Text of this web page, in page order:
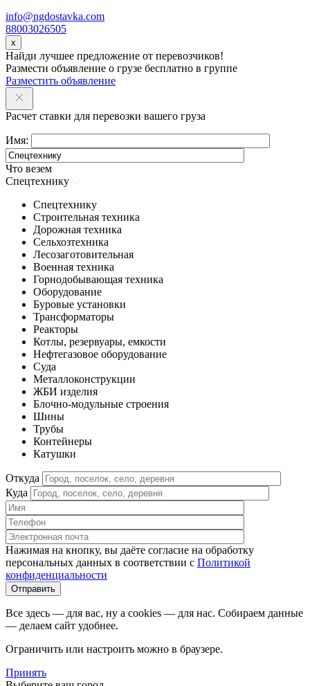
info@ngdostavka.com
88003026505
x
Найди лучшее предложение от перевозчиков!
Размести объявление о грузе бесплатно в группе
Разместить объявление
Расчет ставки для перевозки вашего груза
Имя:
Что везем
Спецтехнику
Спецтехнику
Строительная техника
Дорожная техника
Сельхозтехника
Лесозаготовительная
Военная техника
Горнодобывающая техника
Оборудование
Буровые установки
Трансформаторы
Реакторы
Котлы, резервуары, емкости
Нефтегазовое оборудование
Cуда
Металлоконструкции
ЖБИ изделия
Блочно-модульные строения
Шины
Трубы
Контейнеры
Катушки
Откуда
Куда
Нажимая на кнопку, вы даёте согласие на обработку
персональных данных в соответствии c Политикой
конфиденциальности
Все здесь — для вас, ну а cookies — для нас. Собираем данные
— делаем сайт удобнее.
Ограничить или настроить можно в браузере.
Принять